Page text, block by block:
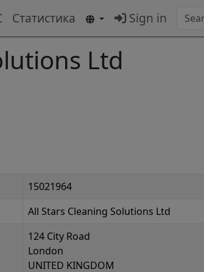
Статистика Sign in
Ltd
15021964
All Stars Cleaning Solutions Ltd
124 City Road
London
UNITED KINGDOM